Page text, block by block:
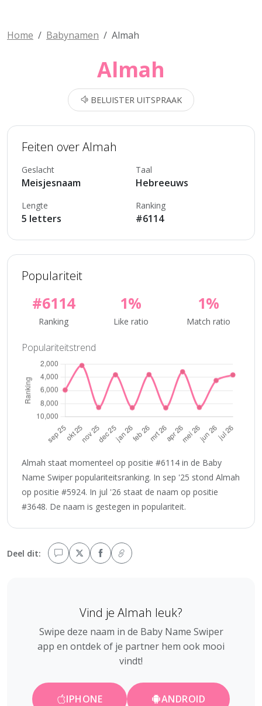
Home Babynamen Almah
Almah
BELUISTER UITSPRAAK
Feiten over Almah
Geslacht
Meisjesnaam
Taal
Hebreeuws
Lengte
5 letters
Ranking
#6114
Populariteit
#6114
Ranking
1%
Like ratio
1%
Match ratio
Populariteitstrend
Almah staat momenteel op positie #6114 in de Baby
Name Swiper populariteitsranking. In sep '25 stond Almah
op positie #5924. In jul '26 staat de naam op positie
#3648. De naam is gestegen in populariteit.
Deel dit:
Vind je Almah leuk?
Swipe deze naam in de Baby Name Swiper
app en ontdek of je partner hem ook mooi
vindt!
IPHONE ANDROID